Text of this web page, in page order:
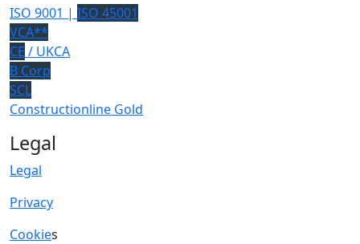
ISO 9001 | ISO 45001
VCA**
CE / UKCA
B Corp
SCL
Constructionline Gold
Legal
Legal
Privacy
Cookies